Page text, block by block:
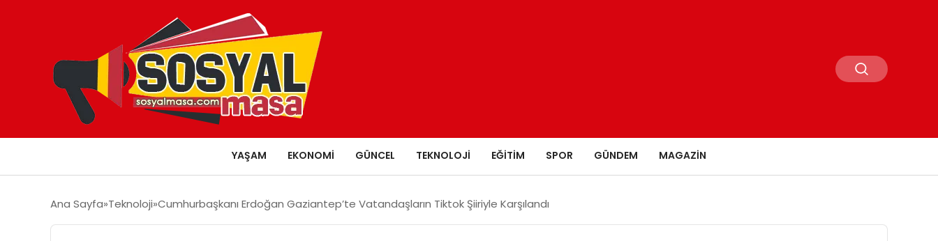
YAŞAM EKONOMI GÜNCEL TEKNOLOJI EĞITIM SPOR GÜNDEM MAGAZIN
Ana Sayfa Teknoloji Cumhurbaşkanı Erdoğan Gaziantep’te Vatandaşların Tiktok Şiiriyle Karşılandı